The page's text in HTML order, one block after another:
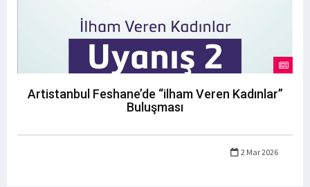
Artistanbul Feshane’de “ilham Veren Kadınlar”
Buluşması
2 Mar 2026